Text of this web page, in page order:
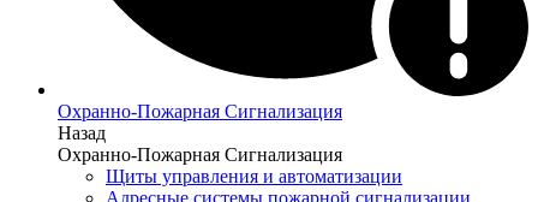
Охранно-Пожарная Сигнализация
Назад
Охранно-Пожарная Сигнализация
Щиты управления и автоматизации
Адресные системы пожарной сигнализации